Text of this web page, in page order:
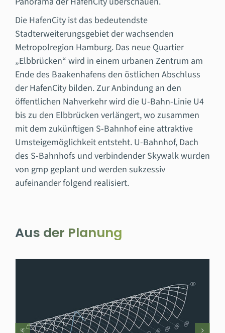
Die HafenCity ist das bedeutendste
Stadterweiterungsgebiet der wachsenden
Metropolregion Hamburg. Das neue Quartier
„Elbbrücken“ wird in einem urbanen Zentrum am
Ende des Baakenhafens den östlichen Abschluss
der HafenCity bilden. Zur Anbindung an den
öffentlichen Nahverkehr wird die U-Bahn-Linie U4
bis zu den Elbbrücken verlängert, wo zusammen
mit dem zukünftigen S-Bahnhof eine attraktive
Umsteigemöglichkeit entsteht. U-Bahnhof, Dach
des S-Bahnhofs und verbindender Skywalk wurden
von gmp geplant und werden sukzessiv
aufeinander folgend realisiert.
Aus der Planung